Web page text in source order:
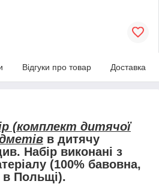
Відгуки про товар Доставка
(комплект дитячої
в дитячу
Набір виконані з
(100% бавовна,
в Польщі).